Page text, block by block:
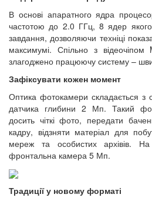
В основі апаратного ядра
частотою до 2.0 ГГц, 8 ядер
завдання, дозволяючи техніці
максимумі. Спільно з
злагоджено працюючу систему –
Зафіксувати кожен момент
Оптика фотокамери складається
датчика глибини 2 Мп. Такий
досить чіткі фото, передати
кадру, відзняти матеріал для
мереж та особистих архівів.
фронтальна камера 5 Мп.
Традиції у новому форматі